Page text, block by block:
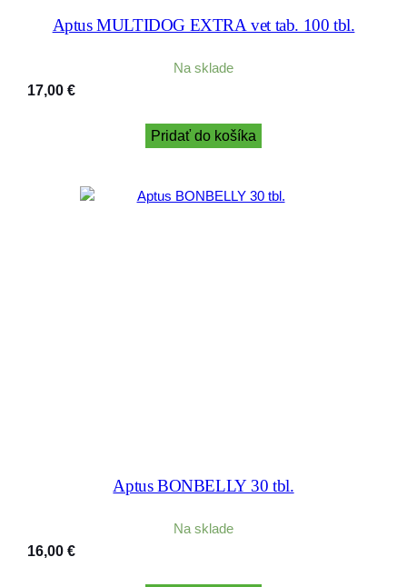
Aptus MULTIDOG EXTRA vet tab. 100 tbl.
Na sklade
17,00 €
Pridať do košíka
Aptus BONBELLY 30 tbl.
Na sklade
16,00 €